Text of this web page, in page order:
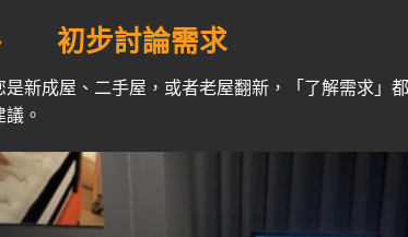
初步討論需求
是新成屋、二手屋，或者老屋翻新，「了解需求」
。